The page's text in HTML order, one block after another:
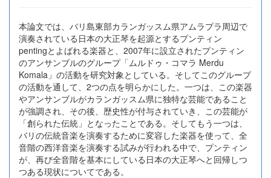
本論文では、バリ島東部カランガッスム県アムラプラ周辺で
演奏されている日本の大正琴を起源とするプンティン
pentingとよばれる楽器と、2007年に設立されたプンティン
のアンサンブルのグループ「ムルドゥ・コマラ Merdu
Komala」の活動を研究対象としている。そしてこのグループ
の活動を通して、2つの点を明らかにした。一つは、この楽器
やアンサンブルがカランガッスム県に独特な芸能であること
が強調され、その後、歴史性が付与されていき、この芸能が
「創られた伝統」となったことである。そしてもう一つは、
バリの伝統音楽を演奏するために変容した楽器を使って、全
音階の西洋音楽を演奏する試みが行われる中で、プンティン
が、再び全音階を基本にしている日本の大正琴へと回帰しつ
つある現状についてである。